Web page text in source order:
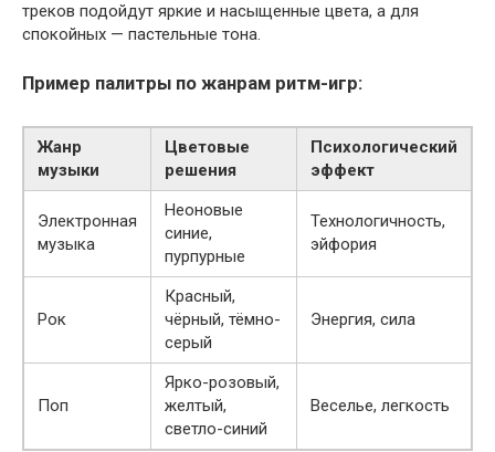
треков подойдут яркие и насыщенные цвета, а для
спокойных — пастельные тона.
Пример палитры по жанрам ритм-игр:
Жанр
музыки
Цветовые
решения
Психологический
эффект
Электронная
музыка
Неоновые
синие,
пурпурные
Технологичность,
эйфория
Рок
Красный,
чёрный, тёмно-
серый
Энергия, сила
Поп
Ярко-розовый,
желтый,
светло-синий
Веселье, легкость